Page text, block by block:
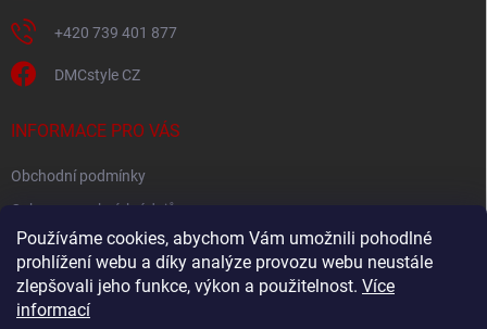
Používáme cookies, abychom Vám umožnili pohodlné
prohlížení webu a díky analýze provozu webu neustále
zlepšovali jeho funkce, výkon a použitelnost. Více
informací
+420 739 401 877
DMCstyle CZ
INFORMACE PRO VÁS
Obchodní podmínky
Ochrana osobních údajů
FACEBOOK